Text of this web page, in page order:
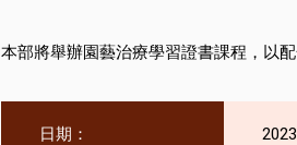
本部將舉辦園藝治療學習證書課程，以
日期：